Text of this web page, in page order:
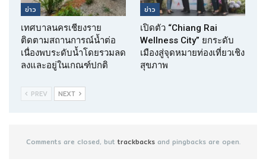
ข่าว
เทศบาลนครเชียงราย
ติดตามสถานการณ์น้ำต่อ
เนื่องพบระดับน้ำโดยรวมลด
ลงและอยู่ในเกณฑ์ปกติ
ข่าว
เปิดตัว “Chiang Rai
Wellness City” ยกระดับ
เมืองสู่จุดหมายท่องเที่ยวเชิง
สุขภาพ
PREV NEXT
Comments are closed, buttrackbacksand pingbacks are open.